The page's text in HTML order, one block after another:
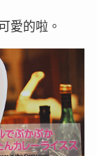
愛的啦。